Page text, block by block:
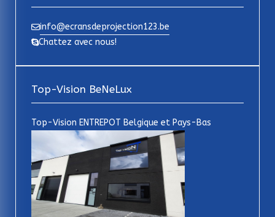
info@ecransdeprojection123.be
Chattez avec nous!
Top-Vision BeNeLux
Top-Vision ENTREPOT Belgique et Pays-Bas